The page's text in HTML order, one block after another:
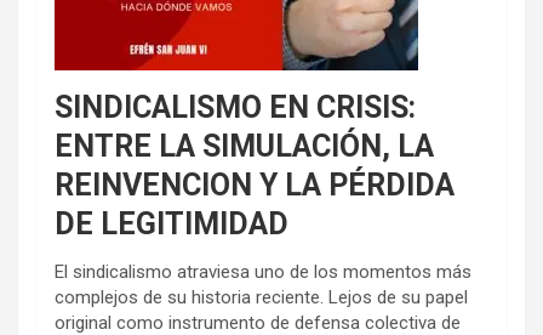
SINDICALISMO EN CRISIS:
ENTRE LA SIMULACIÓN, LA
REINVENCION Y LA PÉRDIDA
DE LEGITIMIDAD
El sindicalismo atraviesa uno de los momentos más
complejos de su historia reciente. Lejos de su papel
original como instrumento de defensa colectiva de